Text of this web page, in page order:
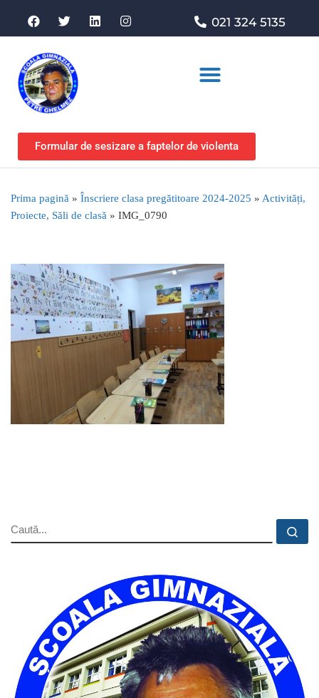
021 324 5135
Formular de sesizare a faptelor de violenta
Prima pagină » Înscriere clasa pregătitoare 2024-2025 » Activități,
Proiecte, Săli de clasă » IMG_0790